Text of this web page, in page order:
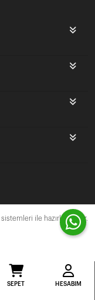
ile hazırlanmıştır.
SEPET HESABIM